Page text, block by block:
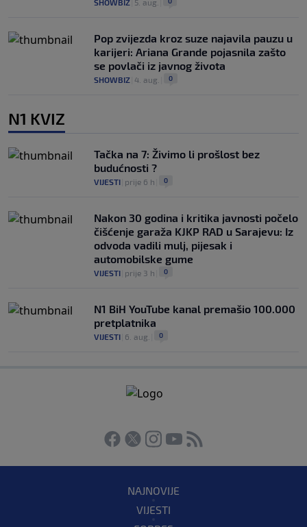
SHOWBIZ 5. aug.
Pop zvijezda kroz suze najavila pauzu u
karijeri: Ariana Grande pojasnila zašto
se povlači iz javnog života
SHOWBIZ 4. aug. 0
N1 KVIZ
Tačka na 7: Živimo li prošlost bez
budućnosti ?
VIJESTI prije 6 h 0
Nakon 30 godina i kritika javnosti počelo
čišćenje garaža KJKP RAD u Sarajevu: Iz
odvoda vadili mulj, pijesak i
automobilske gume
VIJESTI prije 3 h 0
N1 BiH YouTube kanal premašio 100.000
pretplatnika
VIJESTI 6. aug. 0
NAJNOVIJE
VIJESTI